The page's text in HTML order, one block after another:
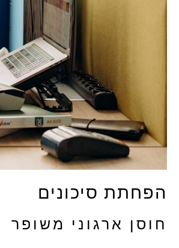
הפחתת סיכונים
חוסן ארגוני משופר